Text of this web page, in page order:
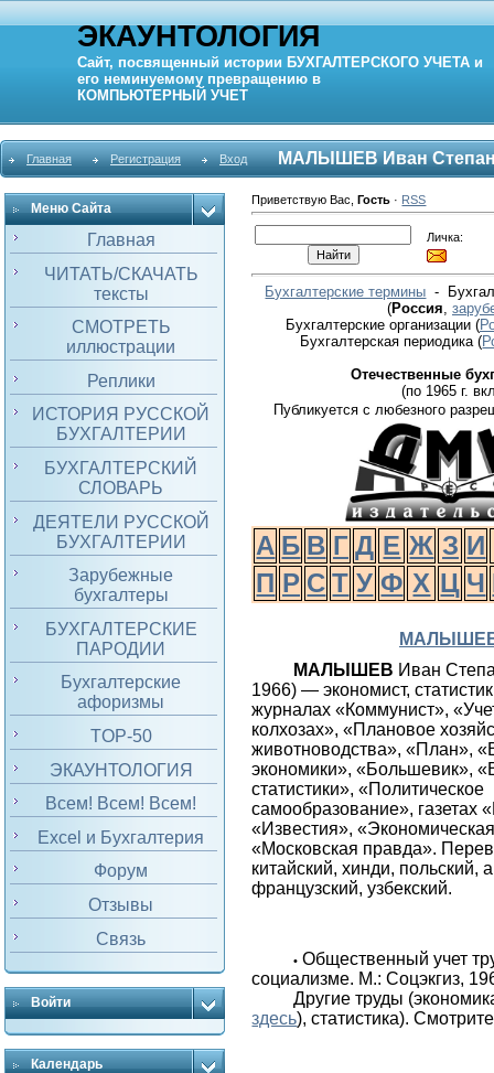
ЭКАУНТОЛОГИЯ
Сайт, посвященный истории БУХГАЛТЕРСКОГО УЧЕТА и
его неминуемому превращению в
КОМПЬЮТЕРНЫЙ УЧЕТ
Главная Регистрация Вход МАЛЫШЕВ Иван
Меню Сайта
Главная
ЧИТАТЬ/СКАЧАТЬ
тексты
СМОТРЕТЬ
иллюстрации
Реплики
ИСТОРИЯ РУССКОЙ
БУХГАЛТЕРИИ
БУХГАЛТЕРСКИЙ
СЛОВАРЬ
ДЕЯТЕЛИ РУССКОЙ
БУХГАЛТЕРИИ
Зарубежные
бухгалтеры
БУХГАЛТЕРСКИЕ
ПАРОДИИ
Бухгалтерские
афоризмы
TOP-50
ЭКАУНТОЛОГИЯ
Всем! Всем! Всем!
Excel и Бухгалтерия
Форум
Отзывы
Связь
Войти
Календарь
Приветствую Вас ,Гость · RSS
Личка:
Бухгалтерские термины -
(Россия
Бухгалтерские организации (
Бухгалтерская периодика(
Отечественные
(по 1965 г.
Публикуется с любезного
А Б В Г Д Е Ж З И
П Р С Т У Ф Х Ц Ч
МАЛЫШЕВ Иван
1966) — экономист,
журналах «Коммунист»,
колхозах», «Плановое
животноводства», «План»,
экономики», «Большевик»,
статистики», «Политическое
самообразование», газетах
«Известия», «Экономическая
«Московская правда».
китайский, хинди, польский,
французский, узбекский.
• Общественный учет
социализме. М.: Соцэкгиз,
Другие труды
здесь), статистика).